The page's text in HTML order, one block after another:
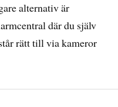
alternativ är
där du själv
rätt till via kameror